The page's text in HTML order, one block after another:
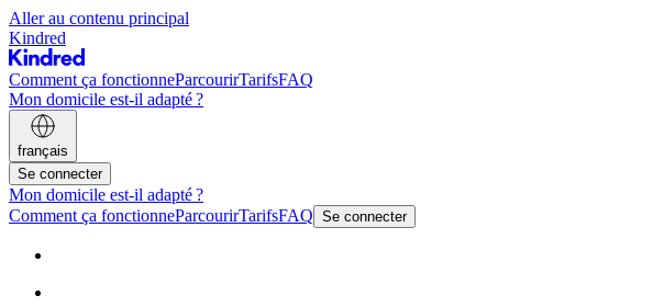
Aller au contenu principal
Kindred
Comment ça fonctionneParcourirTarifsFAQ
Mon domicile est-il adapté ?
français
Se connecter
Mon domicile est-il adapté ?
Comment ça fonctionneParcourirTarifsFAQ Se connecter